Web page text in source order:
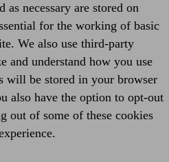
as necessary are stored on
for the working of basic
We also use third-party
and understand how you use
will be stored in your browser
also have the option to opt-out
out of some of these cookies